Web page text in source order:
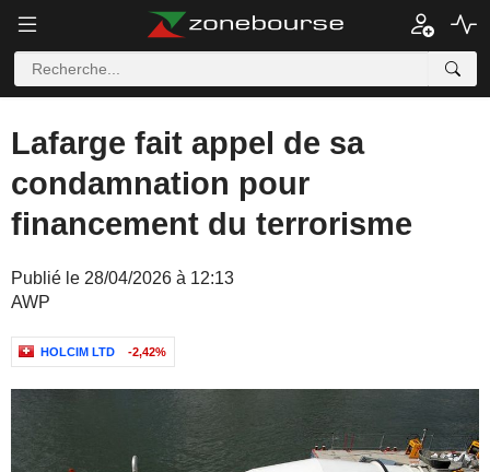
Lafarge fait appel de sa
condamnation pour
financement du terrorisme
Publié le 28/04/2026 à 12:13
AWP
HOLCIM LTD -2,42%